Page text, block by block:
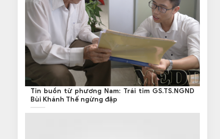
Tin buồn từ phương Nam: Trái tim GS.TS.NGND
Bùi Khánh Thế ngừng đập